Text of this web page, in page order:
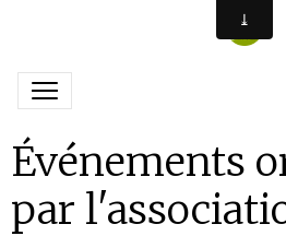
Événements
par